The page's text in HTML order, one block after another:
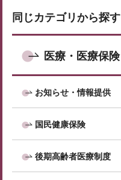
同じカテゴリから探す
医療・医療保険
お知らせ・情報提供
国民健康保険
後期高齢者医療制度